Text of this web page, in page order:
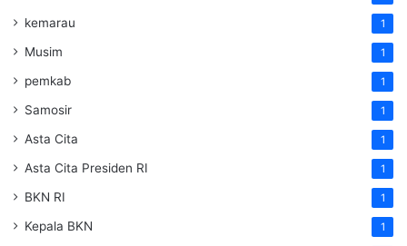
kemarau 1
Musim 1
pemkab 1
Samosir 1
Asta Cita 1
Asta Cita Presiden RI 1
BKN RI 1
Kepala BKN 1